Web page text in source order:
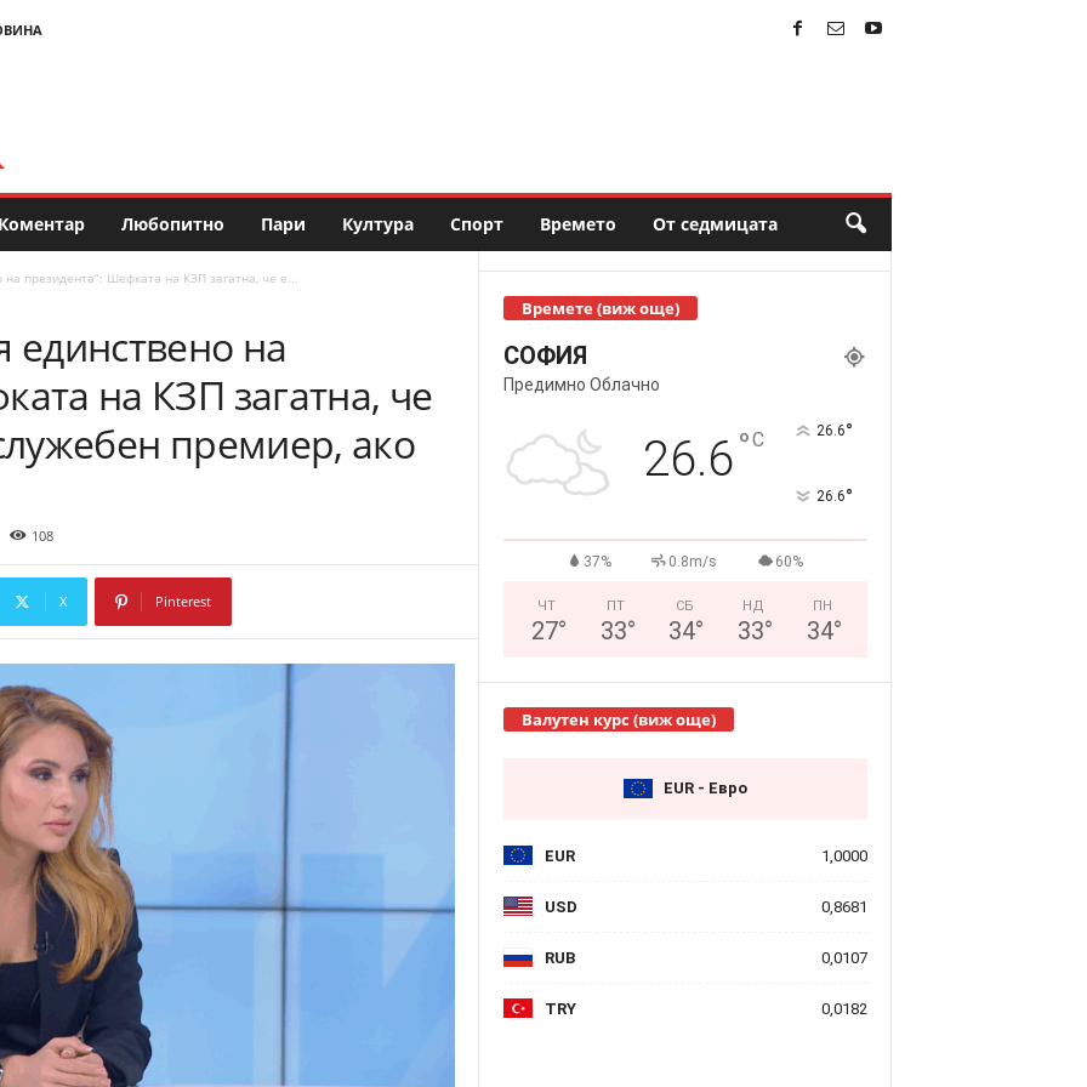
Коментар Любопитно Пари Култура Спорт Времето От седмицата
на президента“: Шефката на КЗП загатна, че е...
единствено на
на КЗП загатна, че
премиер, ако
108
X Pinterest
Времете (виж още)
СОФИЯ
Предимно Облачно
26.6°C 26.6°
26.6°
37% 0.8m/s 60%
ЧТ
27°
ПТ
33°
СБ
34°
НД
33°
ПН
34°
Валутен курс (виж още)
EUR - Евро
EUR 1,0000
USD 0,8681
RUB 0,0107
TRY 0,0182